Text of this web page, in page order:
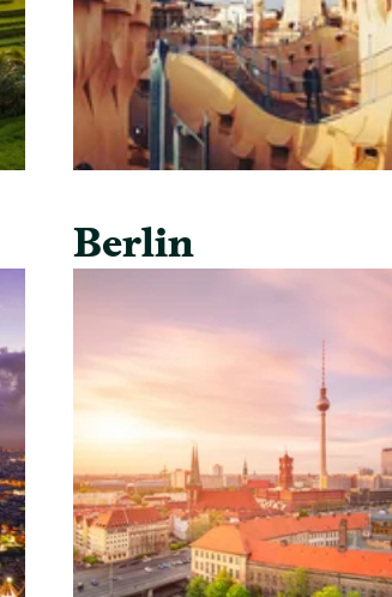
Berlin